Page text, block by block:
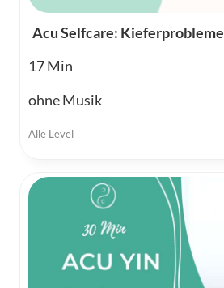
Acu Selfcare: Kieferprobleme
17
ohne Musik
Alle Level